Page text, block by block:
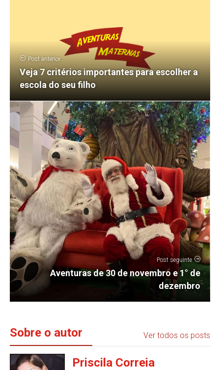
Post anterior
Veja 7 critérios importantes para escolher a
escola do seu filho
Post seguinte
Aventuras de 30 de novembro e 1° de
dezembro
Sobre o autor Ver todos os posts
Priscila Correia